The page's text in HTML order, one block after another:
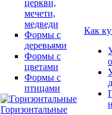
церкви,
мечети,
медведи
Формы с
деревьями
Формы с
цветами
Формы с
птицами
Горизонтальные
Как